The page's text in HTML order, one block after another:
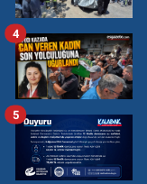
4
5